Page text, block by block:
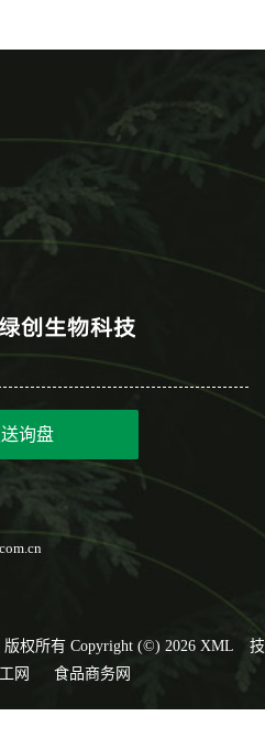
询盘
版权所有 Copyright (©) 2026 XML
技
网 食品商务网